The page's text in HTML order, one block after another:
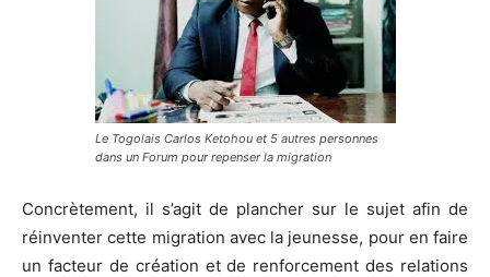
Le Togolais Carlos Ketohou et 5 autres personnes
dans un Forum pour repenser la migration
Concrètement, il s’agit de plancher sur le sujet afin de
réinventer cette migration avec la jeunesse, pour en faire
un facteur de création et de renforcement des relations